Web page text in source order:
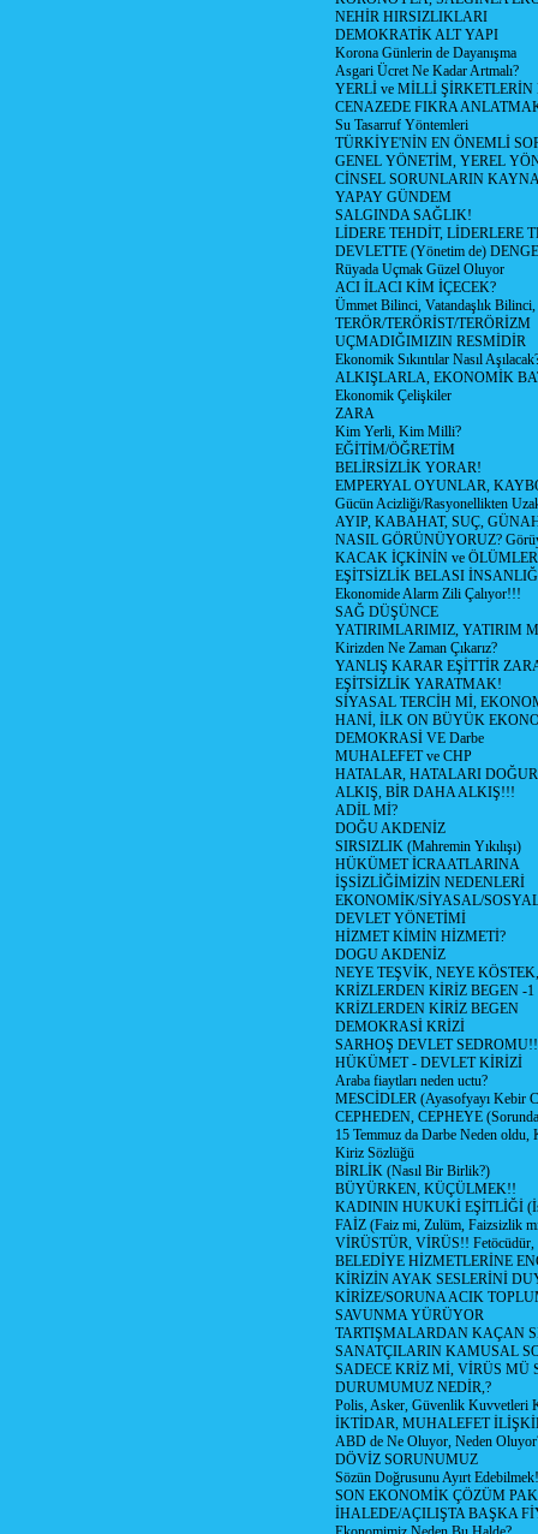
NEHİR HIRSIZLIKLARI
DEMOKRATİK ALT YAPI
Korona Günlerin de Dayanışma
Asgari Ücret Ne Kadar Artmalı?
YERLİ ve MİLLİ
CENAZEDE FIKRA
Su Tasarruf Yöntemleri
TÜRKİYE'NİN EN ÖNEMLİ
GENEL YÖNETİM, YEREL
CİNSEL SORUNLARIN
YAPAY GÜNDEM
SALGINDA SAĞLIK!
LİDERE TEHDİT, LİDERLERE
DEVLETTE (Yönetim de)
Rüyada Uçmak Güzel Oluyor
ACI İLACI KİM İÇECEK?
Ümmet Bilinci, Vatandaşlık
TERÖR/TERÖRİST/TERÖRİZM
UÇMADIĞIMIZIN RESMİDİR
Ekonomik Sıkıntılar Nasıl
ALKIŞLARLA, EKONOMİK
Ekonomik Çelişkiler
ZARA
Kim Yerli, Kim Milli?
EĞİTİM/ÖĞRETİM
BELİRSİZLİK YORAR!
EMPERYAL OYUNLAR,
Gücün Acizliği/Rasyonellikten
AYIP, KABAHAT, SUÇ,
NASIL GÖRÜNÜYORUZ?
KACAK İÇKİNİN ve
EŞİTSİZLİK BELASI
Ekonomide Alarm Zili Çalıyor!!!
SAĞ DÜŞÜNCE
YATIRIMLARIMIZ, YATIRIM
Kirizden Ne Zaman Çıkarız?
YANLIŞ KARAR EŞİTTİR
EŞİTSİZLİK YARATMAK!
SİYASAL TERCİH Mİ,
HANİ, İLK ON BÜYÜK
DEMOKRASİ VE Darbe
MUHALEFET ve CHP
HATALAR, HATALARI
ALKIŞ, BİR DAHA ALKIŞ!!!
ADİL Mİ?
DOĞU AKDENİZ
SIRSIZLIK (Mahremin Yıkılışı)
HÜKÜMET İCRAATLARINA
İŞSİZLİĞİMİZİN NEDENLERİ
EKONOMİK/SİYASAL/
DEVLET YÖNETİMİ
HİZMET KİMİN HİZMETİ?
DOGU AKDENİZ
NEYE TEŞVİK, NEYE
KRİZLERDEN KİRİZ BEGEN -1
KRİZLERDEN KİRİZ BEGEN
DEMOKRASİ KRİZİ
SARHOŞ DEVLET SEDROMU!!
HÜKÜMET - DEVLET KİRİZİ
Araba fiaytları neden uctu?
MESCİDLER (Ayasofyayı Kebir
CEPHEDEN, CEPHEYE
15 Temmuz da Darbe Neden oldu,
Kiriz Sözlüğü
BİRLİK (Nasıl Bir Birlik?)
BÜYÜRKEN, KÜÇÜLMEK!!
KADININ HUKUKİ EŞİTLİĞİ
FAİZ (Faiz mi, Zulüm, Faizsizlik
VİRÜSTÜR, VİRÜS!! Fetöcüdür,
BELEDİYE HİZMETLERİNE
KİRİZİN AYAK SESLERİNİ
KİRİZE/SORUNA ACIK
SAVUNMA YÜRÜYOR
TARTIŞMALARDAN KAÇAN
SANATÇILARIN KAMUSAL
SADECE KRİZ Mİ, VİRÜS MÜ
DURUMUMUZ NEDİR,?
Polis, Asker, Güvenlik Kuvvetleri
İKTİDAR, MUHALEFET
ABD de Ne Oluyor, Neden
DÖVİZ SORUNUMUZ
Sözün Doğrusunu Ayırt Edebilmek!
SON EKONOMİK ÇÖZÜM
İHALEDE/AÇILIŞTA BAŞKA